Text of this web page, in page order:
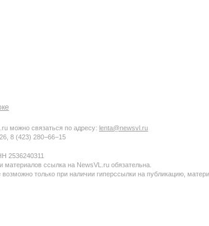
можно связаться по адресу: lenta@newsvl.ru
8 (423) 280−66−15
2536240311
материалов ссылка на NewsVL.ru обязательна.
только при наличии гиперссылки на публикацию,